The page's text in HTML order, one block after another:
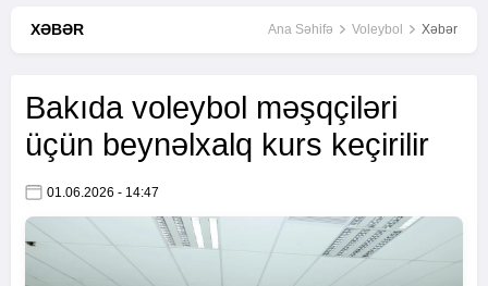
XƏBƏR Ana Səhifə Voleybol Xəbər
Bakıda voleybol məşqçiləri
üçün beynəlxalq kurs keçirilir
01.06.2026 - 14:47